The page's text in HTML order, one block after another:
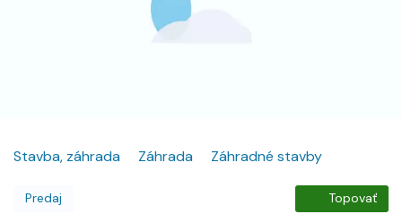
Stavba, záhrada Záhrada Záhradné stavby
Predaj Topovať